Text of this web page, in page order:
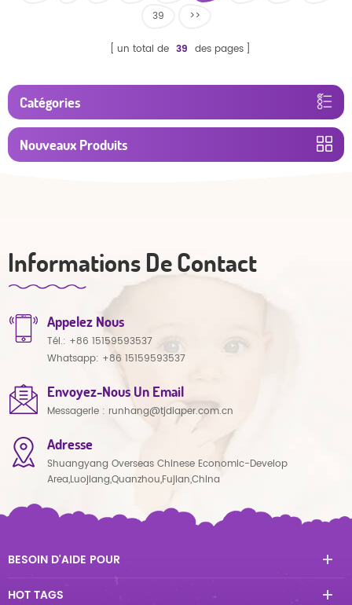
39
>>
un total de 39 des pages
Catégories
Nouveaux Produits
Informations De Contact
Appelez Nous
Tél.: +86 15159593537
Whatsapp: +86 15159593537
Envoyez-Nous Un Email
Messagerie : runhang@tjdiaper.com.cn
Adresse
Shuangyang Overseas Chinese Economic-Develop
Area,Luojiang,Quanzhou,Fujian,China
BESOIN D'AIDE POUR
HOT TAGS